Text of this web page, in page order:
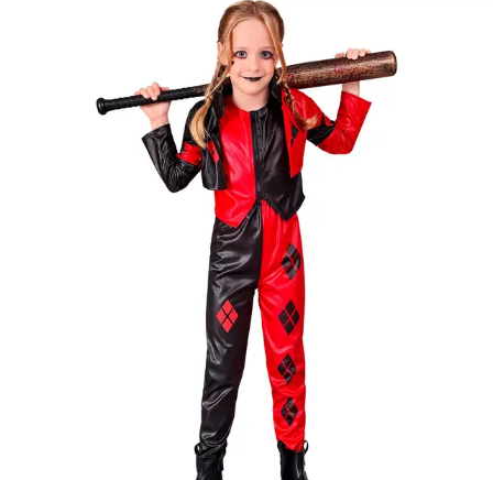
Egyéb
postaköltségek a
vevőt terhelik!
Jelmezcserénél
postaköltséget
csak minőségi